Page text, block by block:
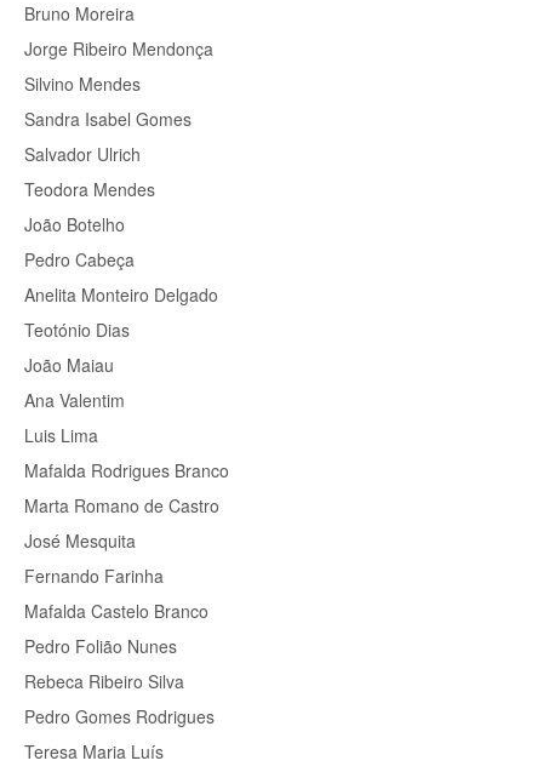
Bruno Moreira
Jorge Ribeiro Mendonça
Silvino Mendes
Sandra Isabel Gomes
Salvador Ulrich
Teodora Mendes
João Botelho
Pedro Cabeça
Anelita Monteiro Delgado
Teotónio Dias
João Maiau
Ana Valentim
Luis Lima
Mafalda Rodrigues Branco
Marta Romano de Castro
José Mesquita
Fernando Farinha
Mafalda Castelo Branco
Pedro Folião Nunes
Rebeca Ribeiro Silva
Pedro Gomes Rodrigues
Teresa Maria Luís